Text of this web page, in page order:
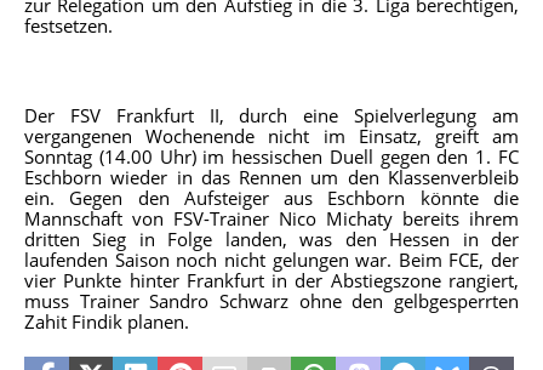
festsetzen.
Der FSV Frankfurt II, durch eine Spielverlegung am
vergangenen Wochenende nicht im Einsatz, greift am
Sonntag (14.00 Uhr) im hessischen Duell gegen den 1. FC
Eschborn wieder in das Rennen um den Klassenverbleib
ein. Gegen den Aufsteiger aus Eschborn könnte die
Mannschaft von FSV-Trainer Nico Michaty bereits ihrem
dritten Sieg in Folge landen, was den Hessen in der
laufenden Saison noch nicht gelungen war. Beim FCE, der
vier Punkte hinter Frankfurt in der Abstiegszone rangiert,
muss Trainer Sandro Schwarz ohne den gelbgesperrten
Zahit Findik planen.